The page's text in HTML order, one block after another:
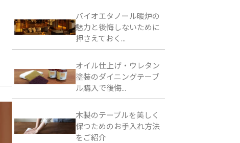
バイオエタノール暖炉の
魅力と後悔しないために
押さえておく...
オイル仕上げ・ウレタン
塗装のダイニングテーブ
ル購入で後悔...
木製のテーブルを美しく
保つためのお手入れ方法
をご紹介